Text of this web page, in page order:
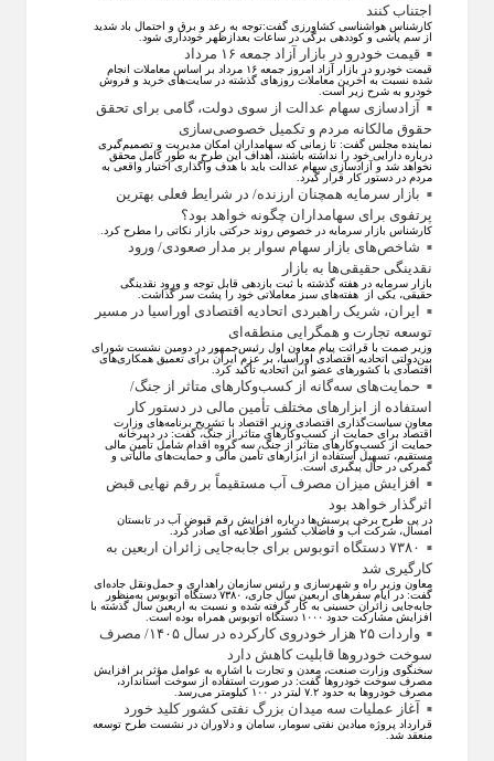
اجتناب کنند
کارشناس هواشناسی کشاورزی گفت:توجه به رعد و برق و احتمال باد شدید
از سم پاشی و کوددهی برگی در ساعات بعدازظهر خودداری شود.
قیمت خودرو در بازار آزاد جمعه ۱۶ مرداد
قیمت خودرو در بازار آزاد امروز جمعه ۱۶ مرداد بر اساس معاملات انجام
شده نسبت به آخرین معاملات روز‌های گذشته در سایت‌های خرید و فروش
خودرو به شرح زیر است.
آزادسازی سهام عدالت از سوی دولت، گامی برای تحقق
حقوق مالکانه مردم و تکمیل خصوصی‌سازی
نماینده مجلس گفت: تا زمانی که سهامداران امکان مدیریت و تصمیم‌گیری
درباره دارایی خود را نداشته باشند، اهداف این طرح به طور کامل محقق
نخواهد شد و آزادسازی سهام عدالت باید با هدف واگذاری اختیار واقعی به
مردم در دستور کار قرار گیرد.
بازار سرمایه همچنان ارزنده/ در شرایط فعلی بهترین
پرتفوی برای سهامداران چگونه خواهد بود؟
کارشناس بازار سرمایه در خصوص روند حرکتی بازار نکاتی را مطرح کرد.
شاخص‌های بازار سهام سوار بر مدار صعودی/ ورود
نقدینگی حقیقی‌ها به بازار
بازار سرمایه در هفته گذشته با ثبت بازدهی قابل توجه و ورود نقدینگی
حقیقی، یکی از هفته‌های سبز معاملاتی خود را پشت سر گذاشت.
ایران، شریک راهبردی اتحادیه اقتصادی اوراسیا در مسیر
توسعه تجارت و همگرایی منطقه‌ای
وزیر صمت با قرائت پیام معاون اول رئیس‌جمهور در دومین نشست شورای
بین‌دولتی اتحادیه اقتصادی اوراسیا، بر عزم ایران برای تعمیق همکاری‌های
اقتصادی با کشورهای عضو این اتحادیه تأکید کرد.
حمایت‌های سه‌گانه از کسب‌وکارهای متاثر از جنگ/
استفاده از ابزارهای مختلف تأمین مالی در دستور کار
معاون سیاست‌گذاری اقتصادی وزیر اقتصاد با تشریح برنامه‌های وزارت
اقتصاد برای حمایت از کسب‌وکار‌های متاثر از جنگ، گفت: در دبیرخانه
حمایت از کسب‌وکار‌های متاثر از جنگ، سه گروه اقدام شامل تأمین مالی
مستقیم، تسهیل استفاده از ابزار‌های تأمین مالی و حمایت‌های مالیاتی و
گمرکی در حال پیگیری است.
افزایش میزان مصرف آب مستقیماً بر رقم نهایی قبض
اثرگذار خواهد بود
در پی طرح برخی پرسش‌ها درباره افزایش رقم قبوض آب در تابستان
امسال، شرکت آب و فاضلاب کشور اطلاعیه ای صادر کرد.
۷۳۸۰ دستگاه اتوبوس برای جابه‌جایی زائران اربعین به
کارگیری شد
معاون وزیر راه و شهرسازی و رئیس سازمان راهداری و حمل‌ونقل جاده‌ای
گفت: در ایام سفرهای اربعین سال جاری، ۷۳۸۰ دستگاه اتوبوس به‌منظور
جابه‌جایی زائران حسینی به‌ کار گرفته شده و نسبت به اربعین سال گذشته با
افزایش مشارکت حدود ۱۰۰۰ دستگاه اتوبوس همراه بوده است.
واردات ۲۵ هزار خودروی کارکرده در سال ۱۴۰۵/ مصرف
سوخت خودرو‌ها قابلیت کاهش دارد
سخنگوی وزارت صنعت، معدن و تجارت با اشاره به عوامل مؤثر بر افزایش
مصرف سوخت خودرو‌ها گفت: در صورت استفاده از سوخت استاندارد،
مصرف خودرو‌ها به حدود ۷.۲ لیتر در ۱۰۰ کیلومتر می‌رسد.
آغاز عملیات سه میدان بزرگ نفتی کشور کلید خورد
قرارداد پروژه میادین نفتی سومار، سامان و دلاوران در نشست طرح توسعه
منعقد شد.